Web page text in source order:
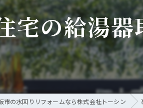
の給湯器
市の水回りリフォームなら株式会社トーシン